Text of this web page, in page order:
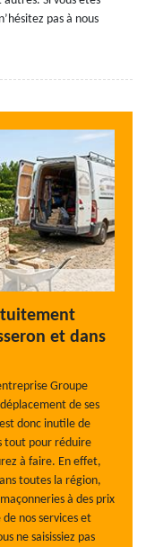
pas à nous
et dans
Groupe
de ses
donc inutile de
tout pour réduire
à faire. En effet,
toutes la région,
à des prix
nos services et
ne saisissiez pas